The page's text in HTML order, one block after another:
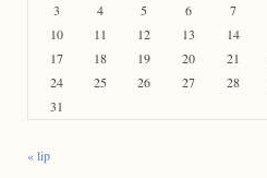
3
4 5 6 7
10
11 12 13 14
17
18 19 20 21
24
25 26 27 28
31
« lip